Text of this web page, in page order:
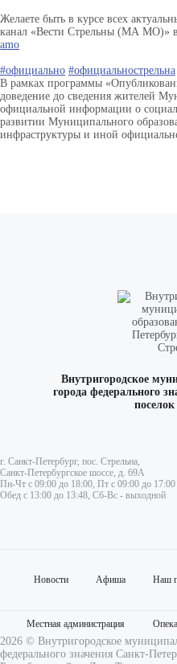
Желаете быть в курсе всех
канал «Вести Стрельны (МА МО)» в
amo
#официально #официальнострельна
В рамках программы
доведение до сведения жителей
официальной информации о
развитии Муниципального
инфраструктуры и иной
Внутригородское
города федерального
г. Санкт-Петербург, пос. Стрельна,
Санкт-Петербургское шоссе, д. 69А
Пн-Чт с 09:00 до 18:00, Пт с 09:00 до 17:00
Обед с 13:00 до 13:48, Сб-Вс - выходной
Новости Афиша Наш
Местная администрация
2026 © Внутригородское
федерального значения Санкт-